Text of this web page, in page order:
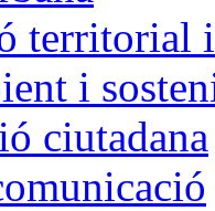
territorial
i
ciutadana